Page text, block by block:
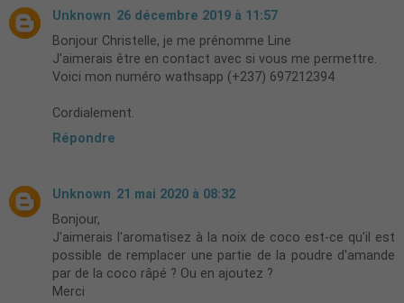
Unknown 26 décembre 2019 à 11:57
Bonjour Christelle, je me prénomme Line
J'aimerais être en contact avec si vous me permettre.
Voici mon numéro wathsapp (+237) 697212394
Cordialement.
Répondre
Unknown 21 mai 2020 à 08:32
Bonjour,
J'aimerais l'aromatisez à la noix de coco est-ce qu'il est
possible de remplacer une partie de la poudre d'amande
par de la coco râpé ? Ou en ajoutez ?
Merci